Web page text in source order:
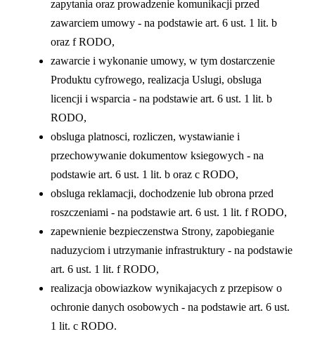
zapytania oraz prowadzenie komunikacji przed
zawarciem umowy - na podstawie art. 6 ust. 1 lit. b
oraz f RODO,
zawarcie i wykonanie umowy, w tym dostarczenie
Produktu cyfrowego, realizacja Uslugi, obsluga
licencji i wsparcia - na podstawie art. 6 ust. 1 lit. b
RODO,
obsluga platnosci, rozliczen, wystawianie i
przechowywanie dokumentow ksiegowych - na
podstawie art. 6 ust. 1 lit. b oraz c RODO,
obsluga reklamacji, dochodzenie lub obrona przed
roszczeniami - na podstawie art. 6 ust. 1 lit. f RODO,
zapewnienie bezpieczenstwa Strony, zapobieganie
naduzyciom i utrzymanie infrastruktury - na podstawie
art. 6 ust. 1 lit. f RODO,
realizacja obowiazkow wynikajacych z przepisow o
ochronie danych osobowych - na podstawie art. 6 ust.
1 lit. c RODO.